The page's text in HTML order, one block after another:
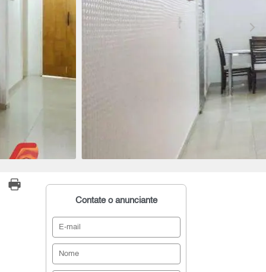
Contate o anunciante